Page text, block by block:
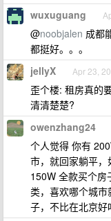
wuxuguang
@noobjalen 成都
都挺好。。。
jellyX Apr 23,
歪个楼: 租房真的
清清楚楚?
owenzhang24
个人觉得 你有
市，就回家躺平
150W 全款买个
类，喜欢哪个城
子，不比在北京好